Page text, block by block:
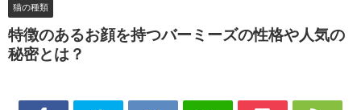
猫の種類
特徴のあるお顔を持つバーミーズの性格や人気の
秘密とは？